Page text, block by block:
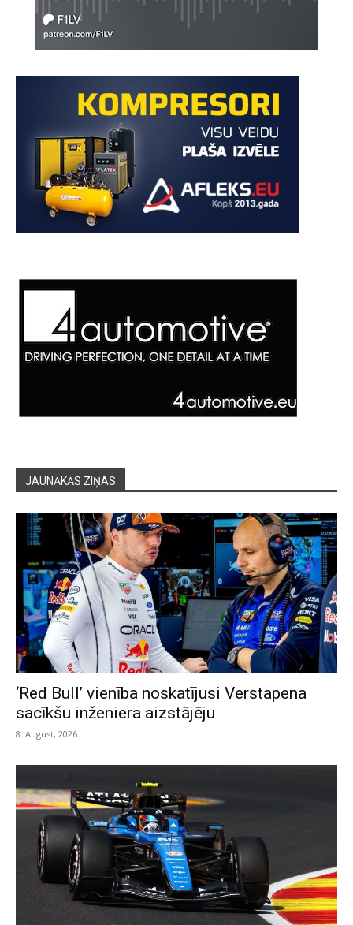
JAUNĀKĀS ZIŅAS
‘Red Bull’ vienība noskatījusi Verstapena
sacīkšu inženiera aizstājēju
8. August, 2026